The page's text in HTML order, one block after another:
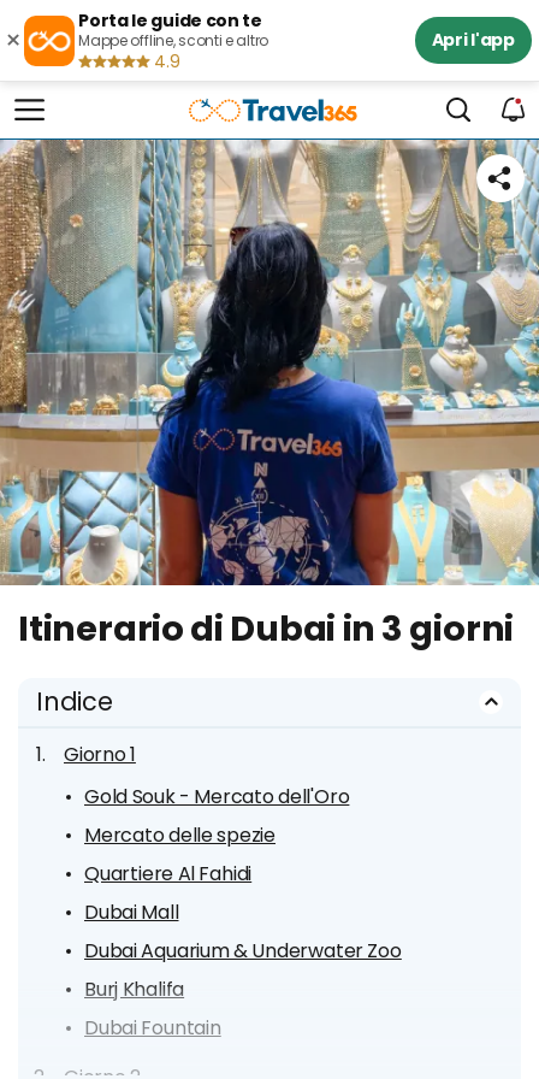
×
Porta le guide con te
Mappe offline, sconti e altro
4.9
Apri l'app
Itinerario di Dubai in 3 giorni
Indice
Giorno 1
Gold Souk - Mercato dell'Oro
Mercato delle spezie
Quartiere Al Fahidi
Dubai Mall
Dubai Aquarium & Underwater Zoo
Burj Khalifa
Dubai Fountain